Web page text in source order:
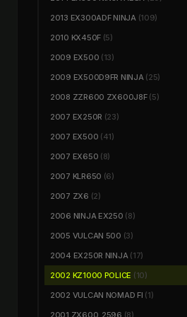
2013 EX300ADF NINJA (109)
2010 KX450F (5)
2009 EX500 (13)
2009 EX500D9FR NINJA (25)
2008 ZZR600 ZX600J8F (5)
2007 EX250R (23)
2007 EX500 (41)
2007 EX650 (8)
2007 KLR650 (6)
2007 ZX6 (2)
2006 NINJA EX250 (8)
2005 VULCAN 500 (3)
2004 EX250R NINJA (17)
2002 KZ1000 POLICE (10)
2002 VULCAN NOMAD FI (1)
2001 ZX600_2596 (8)